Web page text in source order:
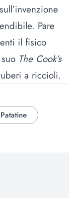
Pare
il fisico
The Cook’s
a riccioli.
Patatine